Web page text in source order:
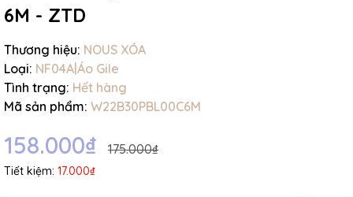
6M - ZTD
Thương hiệu: NOUS XÓA
Loại: NF04A|Áo Gile
Tình trạng: Hết hàng
Mã sản phẩm: W22B30PBL00C6M
158.000₫ 175.000₫
Tiết kiệm: 17.000₫
Mã giảm giá:
Ngày hết hạn:
Điều kiện: